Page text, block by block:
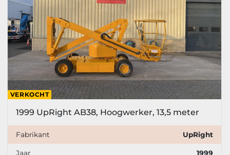
VERKOCHT
1999 UpRight AB38, Hoogwerker, 13,5 meter
Fabrikant UpRight
Jaar 1999